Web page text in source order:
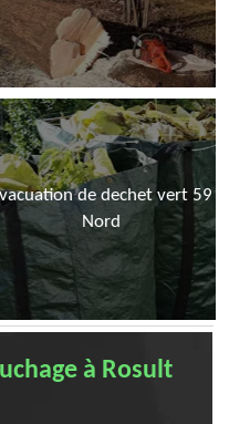
de dechet vert 59
Nord
à Rosult